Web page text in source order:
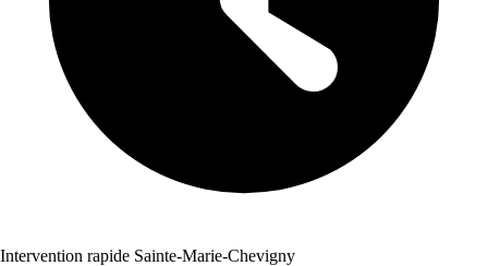
Intervention rapide Sainte-Marie-Chevigny